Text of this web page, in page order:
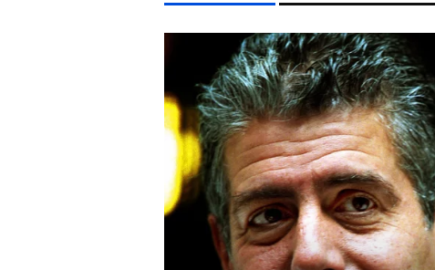
ARIANA GRANDE CHRISTOPHER NOLAN
EGYÉB FORMÁTUMOK
Videó Kvíz
REFRESHER
MédiaajánlatImpresszum